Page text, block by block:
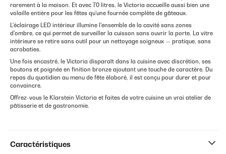
rarement à la maison. Et avec 70 litres, le Victoria accueille aussi bien une
volaille entière pour les fêtes qu'une fournée complète de gâteaux.
L'éclairage LED intérieur illumine l'ensemble de la cavité sans zones
d'ombre, ce qui permet de surveiller la cuisson sans ouvrir la porte. La vitre
intérieure se retire sans outil pour un nettoyage soigneux — pratique, sans
acrobaties.
Une fois encastré, le Victoria disparaît dans la cuisine avec discrétion, ses
boutons et poignée en finition bronze ajoutant une touche de caractère. Du
repas du quotidien au menu de fête élaboré, il est conçu pour durer et pour
convaincre.
Offrez-vous le Klarstein Victoria et faites de votre cuisine un vrai atelier de
pâtisserie et de gastronomie.
Caractéristiques